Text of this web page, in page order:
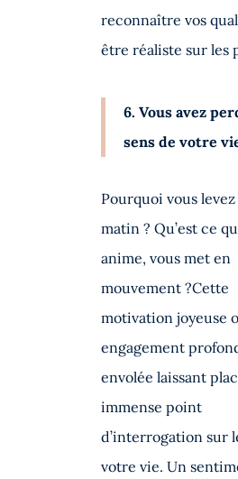
reconnaître vos
être réaliste sur les
6. Vous avez
sens de votre
Pourquoi vous levez
matin ? Qu’est ce
anime, vous met en
mouvement ?Cette
motivation joyeuse
engagement
envolée laissant
immense point
d’interrogation sur
votre vie. Un